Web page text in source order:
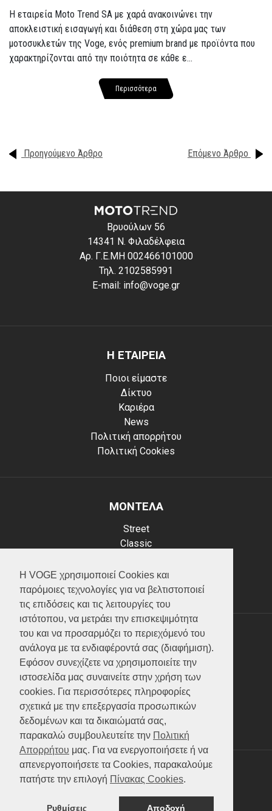
Η VOGE χρησιμοποιεί Cookies και
παρόμοιες τεχνολογίες για να βελτιστοποιεί
τις επιδόσεις και τις λειτουργίες του
ιστότοπου, να μετράει την επισκεψιμότητα
του και να προσαρμόζει το περιεχόμενό του
ανάλογα με τα ενδιαφέροντά σας (διαφήμιση).
Εφόσον συνεχίζετε να χρησιμοποιείτε την
ιστοσελίδα μας συναινείτε στην χρήση των
cookies. Για περισσότερες πληροφορίες
σχετικά με την επεξεργασία προσωπικών
δεδομένων και τα δικαιώματά σας,
παρακαλώ συμβουλευτείτε την Πολιτική
Απορρήτου μας. Για να ενεργοποιήσετε ή να
απενεργοποιήσετε τα Cookies, παρακαλούμε
πατήστε την επιλογή Πίνακας Cookies.
Ρυθμίσεις Αποδοχή
Η εταιρεία Moto Trend SA με χαρά ανακοινώνει την
αποκλειστική εισαγωγή και διάθεση στη χώρα μας των
μοτοσυκλετών της Voge, ενός premium brand με προϊόντα που
χαρακτηρίζονται από την ποιότητα σε κάθε ε...
Περισσότερα
Προηγούμενο Άρθρο Επόμενο Άρθρο
Βρυούλων 56
14341 Ν. Φιλαδέλφεια
Αρ. Γ.Ε.ΜΗ 002466101000
Τηλ. 2102585991
E-mail: info@voge.gr
Η ΕΤΑΙΡΕΙΑ
Ποιοι είμαστε
Δίκτυο
Καριέρα
News
Πολιτική απορρήτου
Πολιτική Cookies
ΜΟΝΤΕΛΑ
Street
Classic
Scooter
ATV (Loncin)
ΥΠΗΡΕΣΙΕΣ
Test ride
Επικοινωνία
Service
Κατάλογος
FAQ
SOCIAL MEDIA